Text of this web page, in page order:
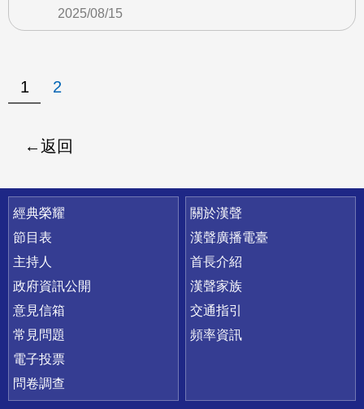
2025/08/15
1 2
返回
快速連結
經典榮耀
節目表
主持人
政府資訊公開
意見信箱
常見問題
電子投票
問卷調查
關於漢聲
漢聲廣播電臺
首長介紹
漢聲家族
交通指引
頻率資訊